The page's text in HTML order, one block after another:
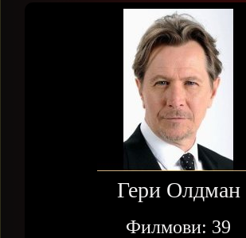
Гери Олдман
Филмови: 39